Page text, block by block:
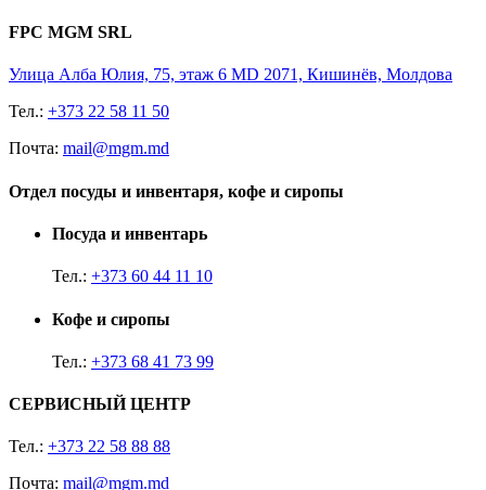
FPC MGM SRL
Улица Алба Юлия, 75, этаж 6 MD 2071, Кишинёв, Молдова
Тел.: +373 22 58 11 50
Почта: mail@mgm.md
Отдел посуды и инвентаря, кофе и сиропы
Посуда и инвентарь
Тел.: +373 60 44 11 10
Кофе и сиропы
Тел.: +373 68 41 73 99
СЕРВИСНЫЙ ЦЕНТР
Тел.: +373 22 58 88 88
Почта: mail@mgm.md